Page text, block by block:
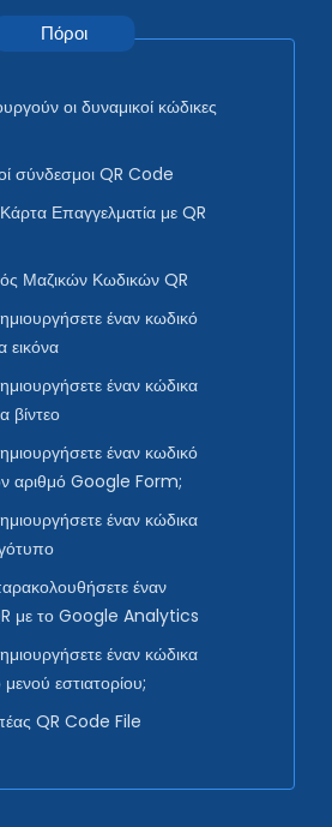
Πόροι
οι δυναμικοί κώδικες
σύνδεσμοι QR Code
Επαγγελματία με QR
Μαζικών Κωδικών QR
έναν κωδικό
εικόνα
έναν κώδικα
βίντεο
έναν κωδικό
αριθμό Google Form;
έναν κώδικα
έναν
με το Google Analytics
έναν κώδικα
εστιατορίου;
QR Code File